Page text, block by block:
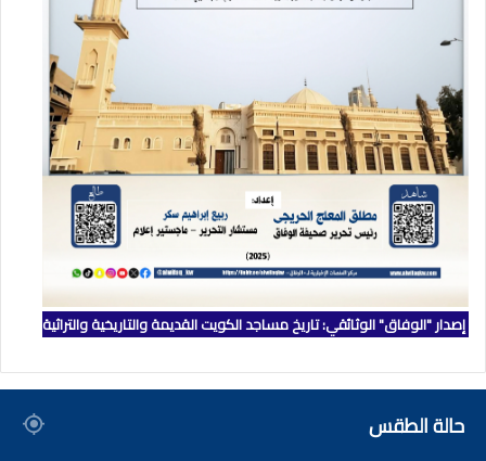
إصدار "الوفاق" الوثائقي: تاريخ مساجد الكويت القديمة والتاريخية والتراثية
حالة الطقس